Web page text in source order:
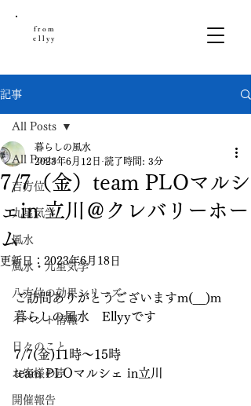
from
ellyy
記事
All Posts
吉方位
九星気学
風水
風水・九星気学
八方位の効果シリーズ
イベント情報
日々のこと
お客様の声
開催報告
All Posts
7/7（金）team PLOマルシ
ェin 立川＠クレバリーホー
ム
暮らしの風水
2023年6月12日 読了時間: 3分
更新日： 2023年6月18日
ご訪問ありがとうございますm(__)m
暮らしの風水　Ellyyです
7/7(金)11時～15時
team PLOマルシェ in立川